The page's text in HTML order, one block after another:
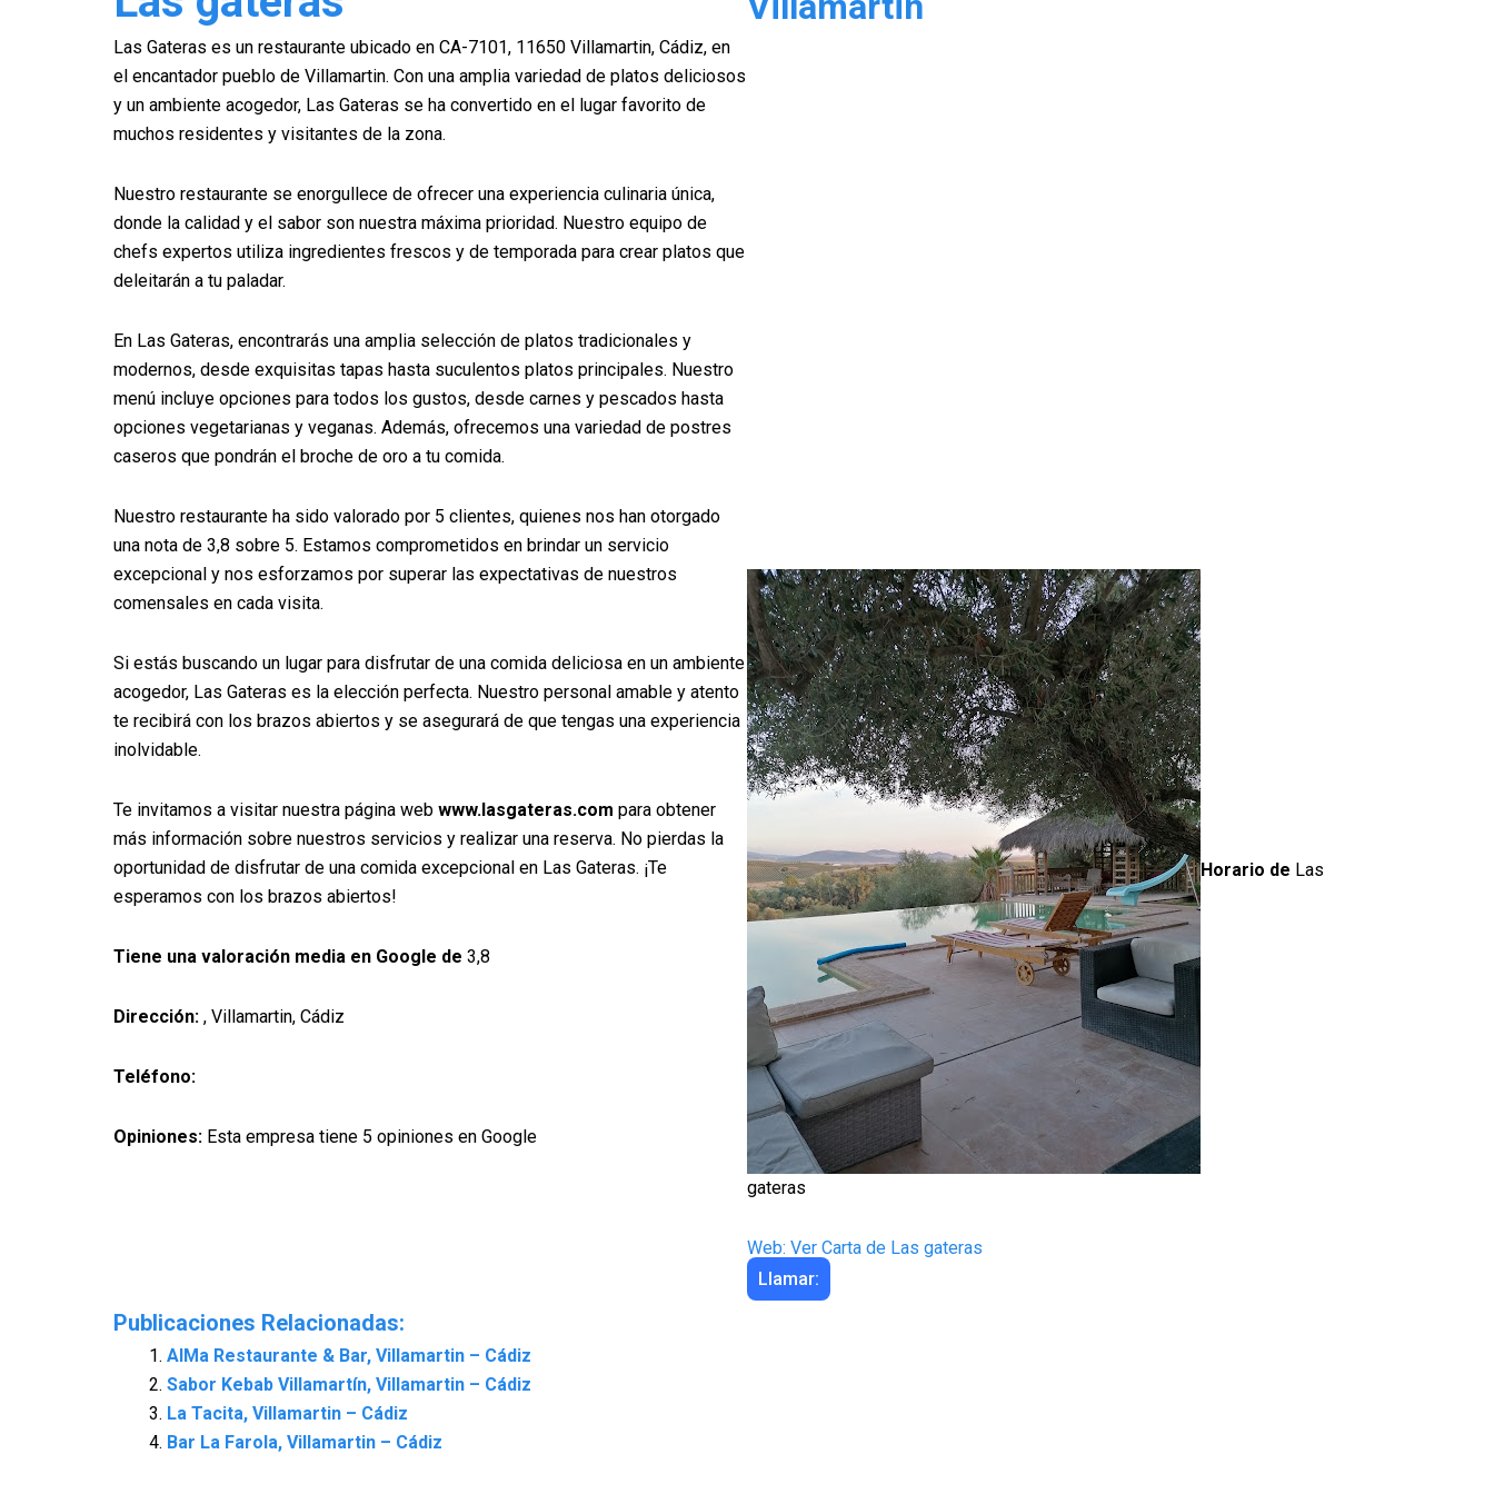
Las Gateras es un restaurante ubicado en CA-7101, 11650 Villamartin, Cádiz, en
el encantador pueblo de Villamartin. Con una amplia variedad de platos deliciosos
y un ambiente acogedor, Las Gateras se ha convertido en el lugar favorito de
muchos residentes y visitantes de la zona.
Nuestro restaurante se enorgullece de ofrecer una experiencia culinaria única,
donde la calidad y el sabor son nuestra máxima prioridad. Nuestro equipo de
chefs expertos utiliza ingredientes frescos y de temporada para crear platos que
deleitarán a tu paladar.
En Las Gateras, encontrarás una amplia selección de platos tradicionales y
modernos, desde exquisitas tapas hasta suculentos platos principales. Nuestro
menú incluye opciones para todos los gustos, desde carnes y pescados hasta
opciones vegetarianas y veganas. Además, ofrecemos una variedad de postres
caseros que pondrán el broche de oro a tu comida.
Nuestro restaurante ha sido valorado por 5 clientes, quienes nos han otorgado
una nota de 3,8 sobre 5. Estamos comprometidos en brindar un servicio
excepcional y nos esforzamos por superar las expectativas de nuestros
comensales en cada visita.
Si estás buscando un lugar para disfrutar de una comida deliciosa en un ambiente
acogedor, Las Gateras es la elección perfecta. Nuestro personal amable y atento
te recibirá con los brazos abiertos y se asegurará de que tengas una experiencia
inolvidable.
Te invitamos a visitar nuestra página web www.lasgateras.com para obtener
más información sobre nuestros servicios y realizar una reserva. No pierdas la
oportunidad de disfrutar de una comida excepcional en Las Gateras. ¡Te
esperamos con los brazos abiertos!
Tiene una valoración media en Google de 3,8
Dirección: , Villamartin, Cádiz
Teléfono:
Opiniones: Esta empresa tiene 5 opiniones en Google
Horario de Las
gateras
Web: Ver Carta de Las gateras
Llamar:
Publicaciones Relacionadas:
AlMa Restaurante & Bar, Villamartin – Cádiz
Sabor Kebab Villamartín, Villamartin – Cádiz
La Tacita, Villamartin – Cádiz
Bar La Farola, Villamartin – Cádiz